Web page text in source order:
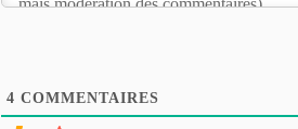
4 COMMENTAIRES